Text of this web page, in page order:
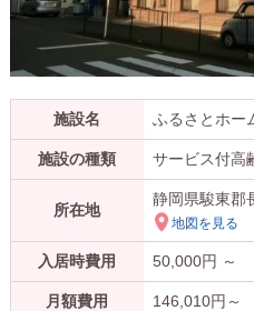
施設名 ふるさとホー
施設の種類 サービス付高
所在地
静岡県駿東郡
地図を見る
入居時費用 50,000円 ～
月額費用 146,010円～